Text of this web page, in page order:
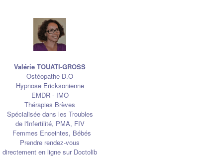
Valérie TOUATI-GROSS
Ostéopathe D.O
Hypnose Ericksonienne
EMDR - IMO
Thérapies Brèves
Spécialisée dans les Troubles
de l'Infertilité, PMA, FIV
Femmes Enceintes, Bébés
Prendre rendez-vous
directement en ligne sur Doctolib